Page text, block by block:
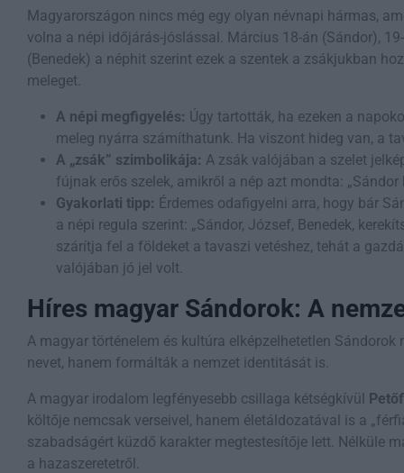
Magyarországon nincs még egy olyan névnapi hármas,
volna a népi időjárás-jóslással. Március 18-án (Sándor),
(Benedek) a néphit szerint ezek a szentek a zsákjukban
meleget.
A népi megfigyelés: Úgy tartották, ha ezeken a
meleg nyárra számíthatunk. Ha viszont hideg van, a
A „zsák” szimbolikája: A zsák valójában a szelet
fújnak erős szelek, amikről a nép azt mondta: „Sándor
Gyakorlati tipp: Érdemes odafigyelni arra, hogy bár
a népi regula szerint: „Sándor, József, Benedek,
szárítja fel a földeket a tavaszi vetéshez, tehát a
valójában jó jel volt.
Híres magyar Sándorok: A
A magyar történelem és kultúra elképzelhetetlen Sándorok
nevet, hanem formálták a nemzet identitását is.
A magyar irodalom legfényesebb csillaga kétségkívül
költője nemcsak verseivel, hanem életáldozatával is a
szabadságért küzdő karakter megtestesítője lett. Nélküle
a hazaszeretetről.